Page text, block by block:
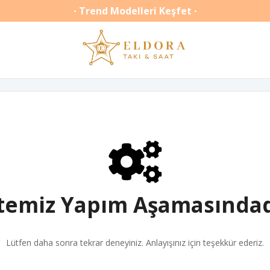
• Trend Modelleri Keşfet •
Yapım
Lütfen daha sonra tekrar deneyiniz. Anlayışınız için teşekkür ederiz.